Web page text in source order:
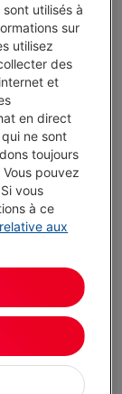
à
utilisés à
sur
utilisez
des
et
en direct
ne sont
toujours
pouvez
vous
à ce
aux